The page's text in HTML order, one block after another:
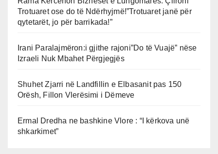
Trotuaret ose do të Ndërhyjmë!”Trotuaret janë për
qytetarët, jo për barrikada!”
Irani Paralajmëron:i gjithe rajoni”Do të Vuajë” nëse
Izraeli Nuk Mbahet Përgjegjës
Shuhet Zjarri në Landfillin e Elbasanit pas 150
Orësh, Fillon Vlerësimi i Dëmeve
Ermal Dredha ne bashkine Vlore : “I kërkova unë
shkarkimet”